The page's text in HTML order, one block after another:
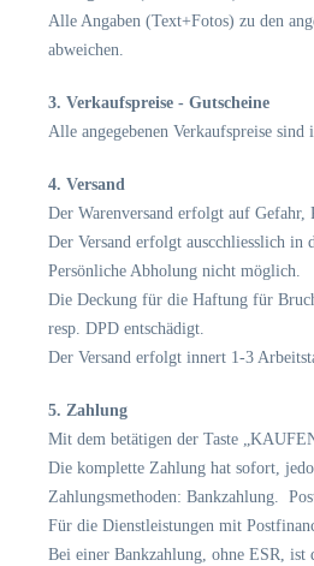
Alle Angaben (Text+Fotos) zu den
abweichen.
3. Verkaufspreise - Gutscheine
Alle angegebenen Verkaufspreise
4. Versand
Der Warenversand erfolgt auf Gefahr,
Der Versand erfolgt auscchliesslich
Persönliche Abholung nicht möglich.
Die Deckung für die Haftung für
resp. DPD entschädigt.
Der Versand erfolgt innert 1-3
5. Zahlung
Mit dem betätigen der Taste
Die komplette Zahlung hat sofort,
Zahlungsmethoden: Bankzahlung.
Für die Dienstleistungen mit
Bei einer Bankzahlung, ohne ESR, ist